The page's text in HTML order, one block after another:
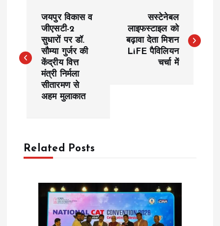
s
v
जयपुर विकास व
जीएसटी-2
सुधारों पर डॉ.
सौम्या गुर्जर की
केंद्रीय वित्त
मंत्री निर्मला
सीतारमण से
अहम मुलाकात
सस्टेनेबल
लाइफस्टाइल को
बढ़ावा देता मिशन
LiFE पैविलियन
चर्चा में
Related Posts